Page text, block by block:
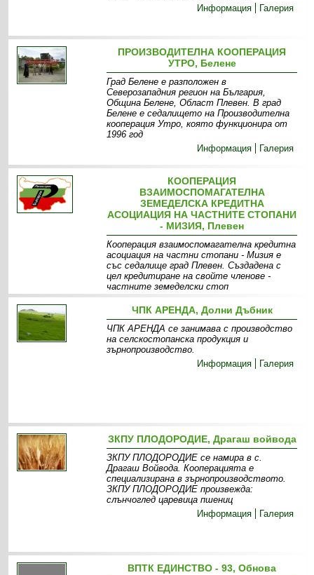
Информация
Галерия
ПРОИЗВОДИТЕЛНА КООПЕРАЦИЯ
УТРО, Белене
Град Белене е разположен в
Северозападния регион на България,
Община Белене, Област Плевен. В град
Белене е седалището на Производителна
кооперация Утро, която функционира от
1996 год
Информация
Галерия
КООПЕРАЦИЯ
ВЗАИМОСПОМАГАТЕЛНА
ЗЕМЕДЕЛСКА КРЕДИТНА
АСОЦИАЦИЯ НА ЧАСТНИТЕ СТОПАНИ
- МИЗИЯ, Плевен
Кооперация взаимоспомагателна кредитна
асоциация на частни стопани - Мизия е
със седалище град Плевен. Създадена с
цел кредитиране на свойте членове -
частните земеделски стоп
ЧПК АРЕНДА, Долни Дъбник
ЧПК АРЕНДА се занимава с производство
на селскостопанска продукция и
зърнопроизводство.
Информация
Галерия
ЗКПУ ПЛОДОРОДИЕ, Драгаш войвода
ЗКПУ ПЛОДОРОДИЕ се намира в с.
Драгаш Войвода. Кооперацията е
специализирана в зърнопроизводството.
ЗКПУ ПЛОДОРОДИЕ произвежда:
слънчоглед царевица пшениц
Информация
Галерия
ВПТК ЕДИНСТВО - 93, Обнова